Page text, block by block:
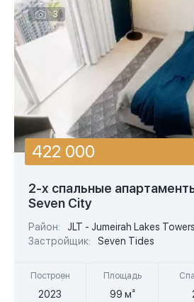
3
2-х спальные
Seven City
Район:
JLT - Jumeirah Lakes
Застройщик:
Seven Tides
Построен
2023
Площадь
99 м²
422 000